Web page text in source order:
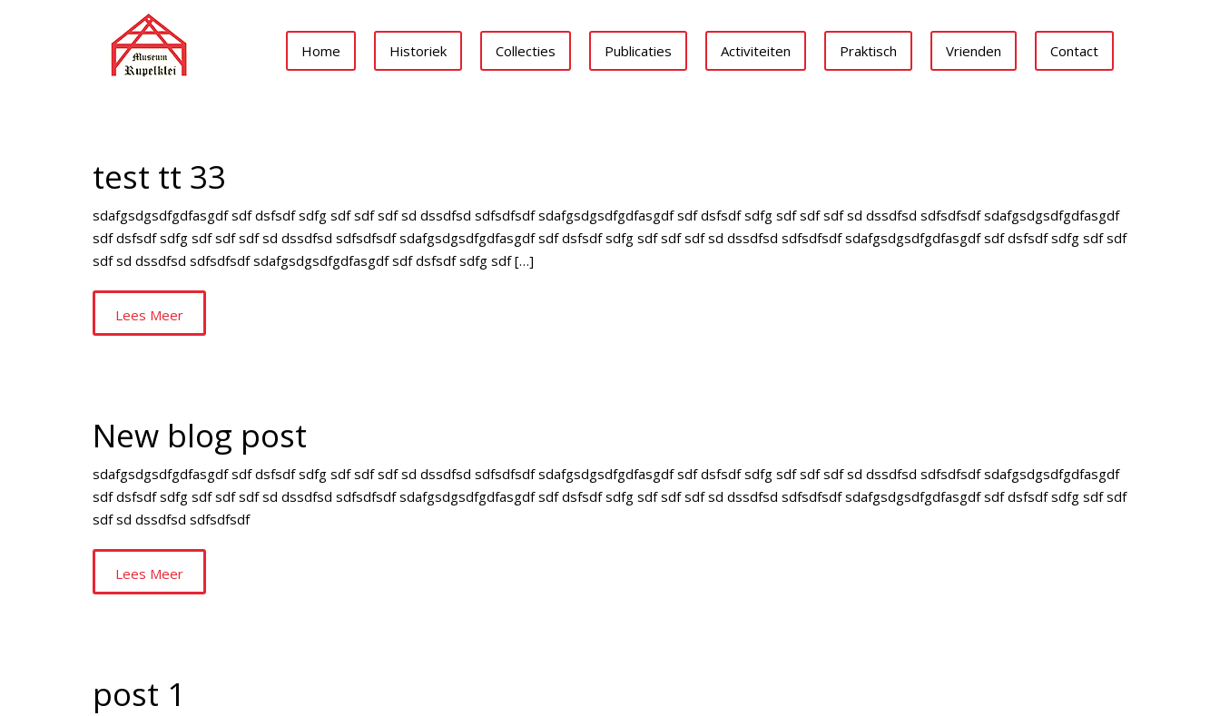
Home Historiek Collecties Publicaties Activiteiten Praktisch Vrienden Contact
test tt 33
sdafgsdgsdfgdfasgdf sdf dsfsdf sdfg sdf sdf sdf sd dssdfsd sdfsdfsdf sdafgsdgsdfgdfasgdf sdf dsfsdf sdfg sdf sdf sdf sd dssdfsd sdfsdfsdf sdafgsdgsdfgdfasgdf
sdf dsfsdf sdfg sdf sdf sdf sd dssdfsd sdfsdfsdf sdafgsdgsdfgdfasgdf sdf dsfsdf sdfg sdf sdf sdf sd dssdfsd sdfsdfsdf sdafgsdgsdfgdfasgdf sdf dsfsdf sdfg sdf sdf
sdf sd dssdfsd sdfsdfsdf sdafgsdgsdfgdfasgdf sdf dsfsdf sdfg sdf […]
Lees Meer
New blog post
sdafgsdgsdfgdfasgdf sdf dsfsdf sdfg sdf sdf sdf sd dssdfsd sdfsdfsdf sdafgsdgsdfgdfasgdf sdf dsfsdf sdfg sdf sdf sdf sd dssdfsd sdfsdfsdf sdafgsdgsdfgdfasgdf
sdf dsfsdf sdfg sdf sdf sdf sd dssdfsd sdfsdfsdf sdafgsdgsdfgdfasgdf sdf dsfsdf sdfg sdf sdf sdf sd dssdfsd sdfsdfsdf sdafgsdgsdfgdfasgdf sdf dsfsdf sdfg sdf sdf
sdf sd dssdfsd sdfsdfsdf
Lees Meer
post 1